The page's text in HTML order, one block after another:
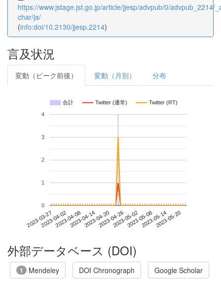
https://www.jstage.jst.go.jp/article/jjesp/advpub/0/advpub_2214/
char/ja/
(info:doi/10.2130/jjesp.2214)
言及状況
変動（ピーク前後） 変動（月別） 分布
合計 Twitter (通常) Twitter (RT)
2023-03-272023-04-022023-04-082023-04-142023-04-202023-04-262023-05-022023-05-082023-05-142023-05-20
0
1
2
3
4
外部データベース (DOI)
1 Mendeley DOI Chronograph Google Scholar